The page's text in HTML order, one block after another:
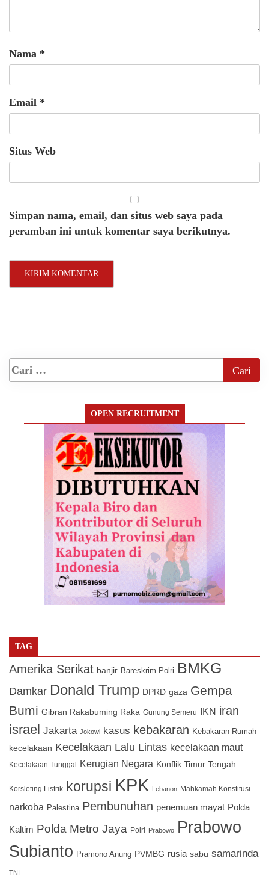
Nama *
Email *
Situs Web
Simpan nama, email, dan situs web saya pada
peramban ini untuk komentar saya berikutnya.
OPEN RECRUITMENT
TAG
Amerika Serikat banjir Bareskrim Polri BMKG
Damkar Donald Trump DPRD gaza Gempa
Bumi Gibran Rakabuming Raka Gunung Semeru IKN iran
israel Jakarta Jokowi kasus kebakaran Kebakaran Rumah
kecelakaan Kecelakaan Lalu Lintas kecelakaan maut
Kecelakaan Tunggal Kerugian Negara Konflik Timur Tengah
Korsleting Listrik korupsi KPK Lebanon Mahkamah Konstitusi
narkoba Palestina Pembunuhan penemuan mayat Polda
Kaltim Polda Metro Jaya Polri Prabowo Prabowo
Subianto Pramono Anung PVMBG rusia sabu samarinda
TNI